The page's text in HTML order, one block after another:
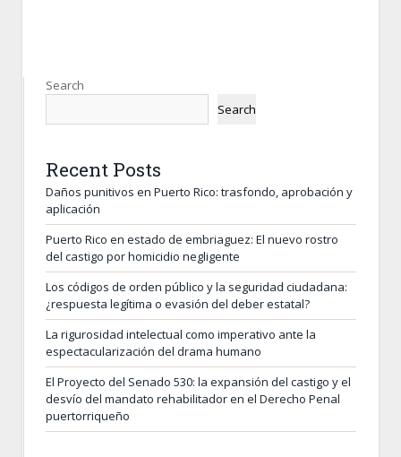
Search
Search
Recent Posts
Daños punitivos en Puerto Rico: trasfondo, aprobación y
aplicación
Puerto Rico en estado de embriaguez: El nuevo rostro
del castigo por homicidio negligente
Los códigos de orden público y la seguridad ciudadana:
¿respuesta legítima o evasión del deber estatal?
La rigurosidad intelectual como imperativo ante la
espectacularización del drama humano
El Proyecto del Senado 530: la expansión del castigo y el
desvío del mandato rehabilitador en el Derecho Penal
puertorriqueño